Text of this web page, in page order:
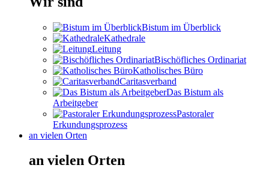
Bistum im Überblick
Kathedrale
Leitung
Bischöfliches Ordinariat
Katholisches Büro
Caritasverband
Das Bistum als
Arbeitgeber
Pastoraler
Erkundungsprozess
an vielen Orten
an vielen Orten